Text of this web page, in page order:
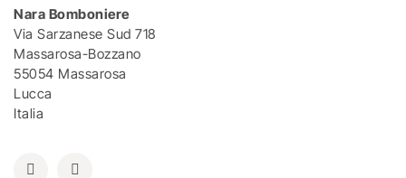
Nara Bomboniere
Via Sarzanese Sud 718
Massarosa-Bozzano
55054 Massarosa
Lucca
Italia